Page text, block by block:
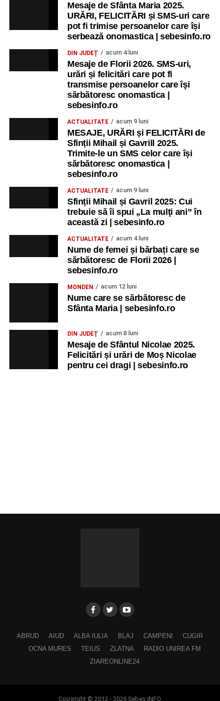
Mesaje de Sfânta Maria 2025.
URĂRI, FELICITĂRI și SMS-uri care
pot fi trimise persoanelor care își
serbează onomastica | sebesinfo.ro
DIN JUDEȚ acum 4 luni
Mesaje de Florii 2026. SMS-uri,
urări și felicitări care pot fi
transmise persoanelor care îşi
sărbătoresc onomastica |
sebesinfo.ro
ACTUALITATE acum 9 luni
MESAJE, URĂRI și FELICITĂRI de
Sfinții Mihail și Gavrill 2025.
Trimite-le un SMS celor care își
sărbătoresc onomastica |
sebesinfo.ro
ACTUALITATE acum 9 luni
Sfinții Mihail și Gavril 2025: Cui
trebuie să îi spui „La mulţi ani” în
această zi | sebesinfo.ro
ACTUALITATE acum 4 luni
Nume de femei și bărbați care se
sărbătoresc de Florii 2026 |
sebesinfo.ro
MONDEN acum 12 luni
Nume care se sărbătoresc de
Sfânta Maria | sebesinfo.ro
DIN JUDEȚ acum 8 luni
Mesaje de Sfântul Nicolae 2025.
Felicitări și urări de Moș Nicolae
pentru cei dragi | sebesinfo.ro
ABRUD AIUD ALBA IULIA BLAJ CAMPENI
CUGIR
OCNA MURES
TEIUS ZLATNA
RADIO UNIREA FM
ZIAREONLINE24
Copyright © 2012 - 2026 Sebes INFO